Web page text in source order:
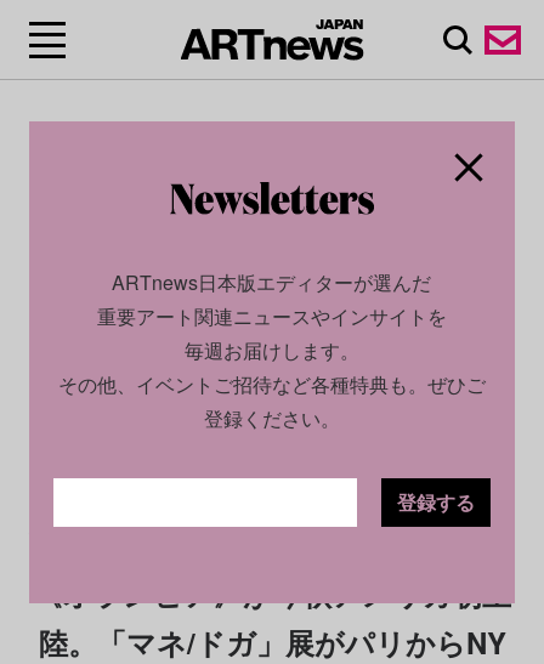
2023.05.12
《オランピア》が今秋アメリカ初上
陸。「マネ/ドガ」展がパリからNY
ARTnews日本版エディターが選んだ
重要アート関連ニュースやインサイトを
毎週お届けします。
その他、イベントご招待など各種特典も。ぜひご
登録ください。
登録する